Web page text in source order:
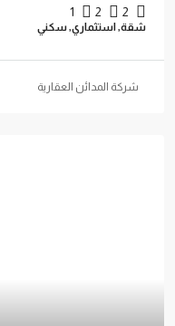
شقة, استثماري, سكني
شركة المدائن العقارية